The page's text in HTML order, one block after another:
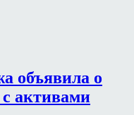
объявила о
с активами